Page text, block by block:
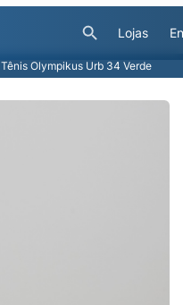
Lojas
Tênis Olympikus Urb 34 Verde